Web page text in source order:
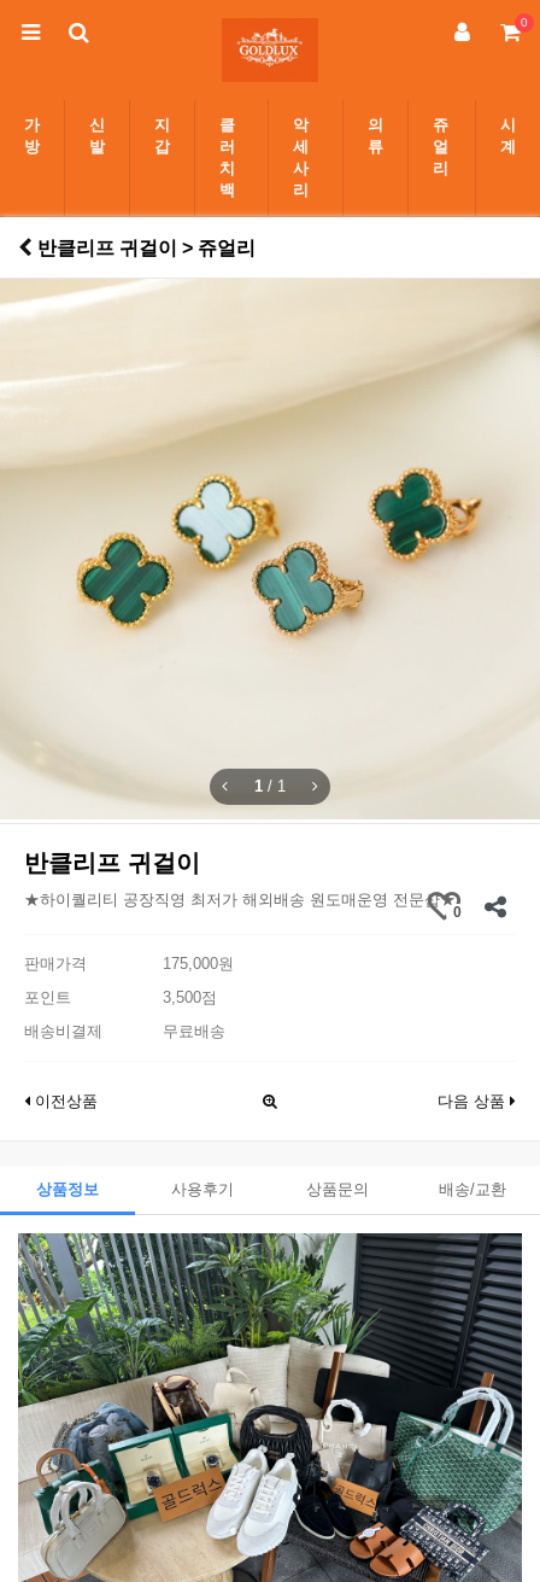
0
가
방
신
발
지
갑
클
러
치
백
악
세
사
리
의
류
쥬
얼
리
시
계
반클리프 귀걸이 > 쥬얼리
1 / 1
반클리프 귀걸이
★하이퀄리티 공장직영 최저가 해외배송 원도매운영 전문샵★
0
판매가격
175,000원
포인트
3,500점
배송비결제
무료배송
이전상품 다음 상품
상품정보 사용후기 상품문의 배송/교환